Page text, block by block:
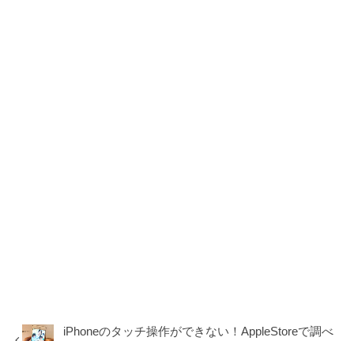
iPhoneのタッチ操作ができない！AppleStoreで調べ